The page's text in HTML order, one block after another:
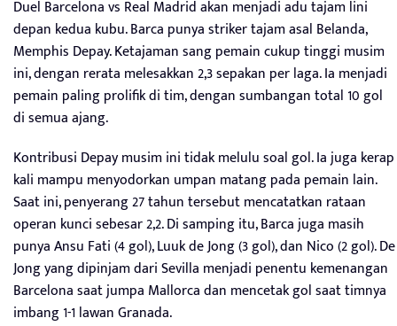
Duel Barcelona vs Real Madrid akan menjadi adu tajam lini
depan kedua kubu. Barca punya striker tajam asal Belanda,
Memphis Depay. Ketajaman sang pemain cukup tinggi musim
ini, dengan rerata melesakkan 2,3 sepakan per laga. Ia menjadi
pemain paling prolifik di tim, dengan sumbangan total 10 gol
di semua ajang.
Kontribusi Depay musim ini tidak melulu soal gol. Ia juga kerap
kali mampu menyodorkan umpan matang pada pemain lain.
Saat ini, penyerang 27 tahun tersebut mencatatkan rataan
operan kunci sebesar 2,2. Di samping itu, Barca juga masih
punya Ansu Fati (4 gol), Luuk de Jong (3 gol), dan Nico (2 gol). De
Jong yang dipinjam dari Sevilla menjadi penentu kemenangan
Barcelona saat jumpa Mallorca dan mencetak gol saat timnya
imbang 1-1 lawan Granada.